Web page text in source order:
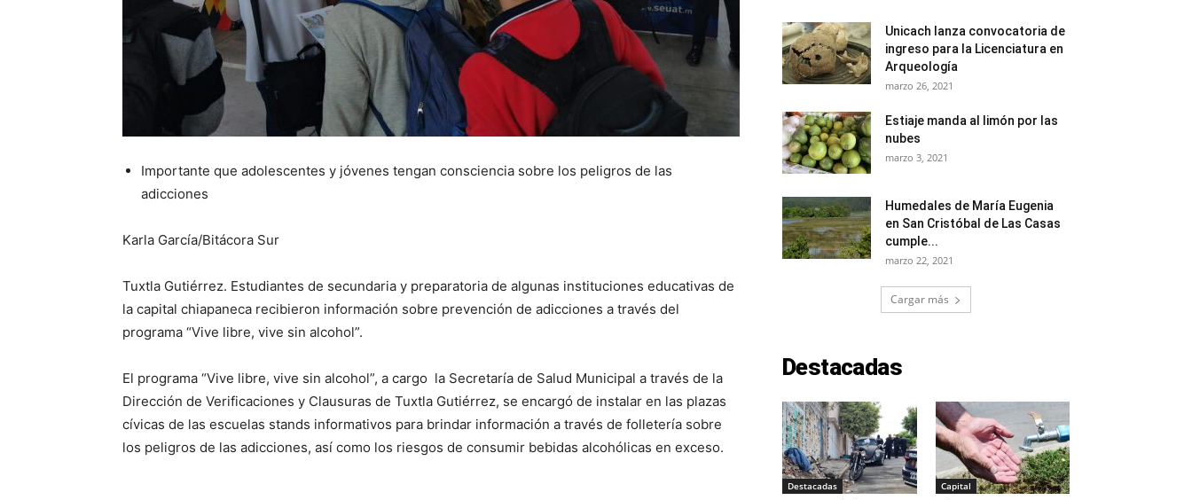
Importante que adolescentes y jóvenes tengan consciencia sobre los peligros de las
adicciones
Karla García/Bitácora Sur
Tuxtla Gutiérrez. Estudiantes de secundaria y preparatoria de algunas instituciones educativas de
la capital chiapaneca recibieron información sobre prevención de adicciones a través del
programa “Vive libre, vive sin alcohol”.
El programa “Vive libre, vive sin alcohol”, a cargo la Secretaría de Salud Municipal a través de la
Dirección de Verificaciones y Clausuras de Tuxtla Gutiérrez, se encargó de instalar en las plazas
cívicas de las escuelas stands informativos para brindar información a través de folletería sobre
los peligros de las adicciones, así como los riesgos de consumir bebidas alcohólicas en exceso.
Unicach lanza convocatoria de
ingreso para la Licenciatura en
Arqueología
marzo 26, 2021
Estiaje manda al limón por las
nubes
marzo 3, 2021
Humedales de María Eugenia
en San Cristóbal de Las Casas
cumple...
marzo 22, 2021
Cargar más
Destacadas
Destacadas Capital